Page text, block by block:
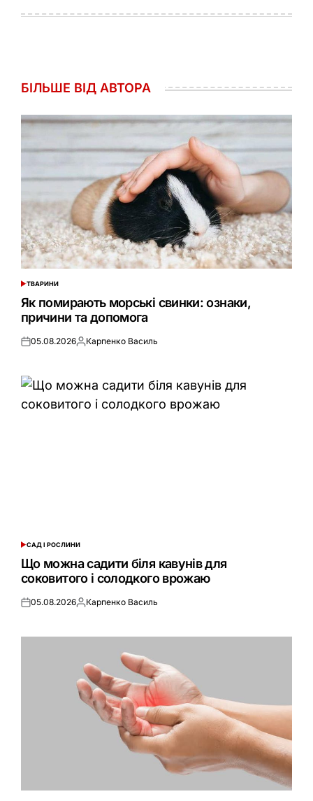
БІЛЬШЕ ВІД АВТОРА
ОПУБЛІКУВАТИ
У
ТВАРИНИ
Як помирають морські свинки: ознаки,
причини та допомога
Оприлюднено
05.08.2026Опубліковано
Карпенко Василь
ОПУБЛІКУВАТИ
У
САД І РОСЛИНИ
Що можна садити біля кавунів для
соковитого і солодкого врожаю
Оприлюднено
05.08.2026Опубліковано
Карпенко Василь